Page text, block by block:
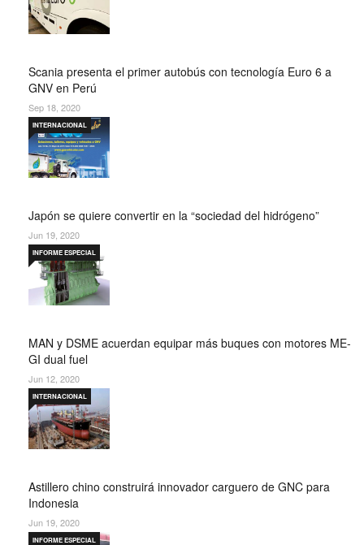
Scania presenta el primer autobús con tecnología Euro 6 a
GNV en Perú
Sep 18, 2020
Japón se quiere convertir en la “sociedad del hidrógeno”
INTERNACIONAL
Jun 19, 2020
MAN y DSME acuerdan equipar más buques con motores ME-
GI dual fuel
INFORME ESPECIAL
Jun 12, 2020
Astillero chino construirá innovador carguero de GNC para
Indonesia
INTERNACIONAL
Jun 19, 2020
INFORME ESPECIAL